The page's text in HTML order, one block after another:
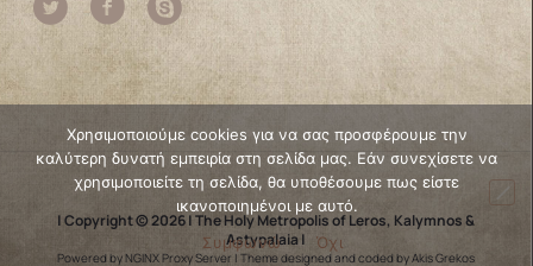
| Copyright © 2026 | The Holy Metropolis of Leros, Kalymnos &
Astypalaia |
Powered by NGINX Proxy Server |Theme designed and coded by Akis Grekos
Χρησιμοποιούμε cookies για να σας προσφέρουμε την
καλύτερη δυνατή εμπειρία στη σελίδα μας. Εάν συνεχίσετε να
χρησιμοποιείτε τη σελίδα, θα υποθέσουμε πως είστε
ικανοποιημένοι με αυτό.
Συμφωνώ
Όχι